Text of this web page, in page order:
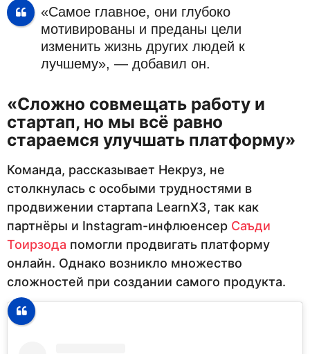
«Самое главное, они глубоко
мотивированы и преданы цели
изменить жизнь других людей к
лучшему», — добавил он.
«Сложно совмещать работу и
стартап, но мы всё равно
стараемся улучшать платформу»
Команда, рассказывает Некруз, не
столкнулась с особыми трудностями в
продвижении стартапа LearnX3, так как
партнёры и Instagram-инфлюенсер Саъди
Тоирзода помогли продвигать платформу
онлайн. Однако возникло множество
сложностей при создании самого продукта.